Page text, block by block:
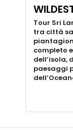
Tour Sri
tra città
completo
dell’isola,
paesaggi